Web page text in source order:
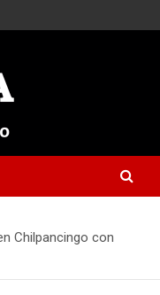
Chilpancingo con